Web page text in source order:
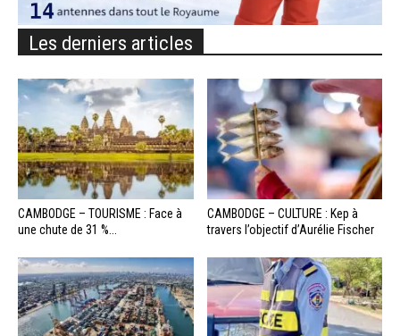
Les derniers articles
CAMBODGE – TOURISME : Face à
une chute de 31 %...
CAMBODGE – CULTURE : Kep à
travers l’objectif d’Aurélie Fischer